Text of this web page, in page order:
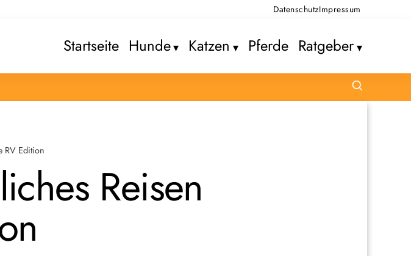
DatenschutzImpressum
Startseite Hunde Katzen Pferde Ratgeber
RV Edition
Reisen